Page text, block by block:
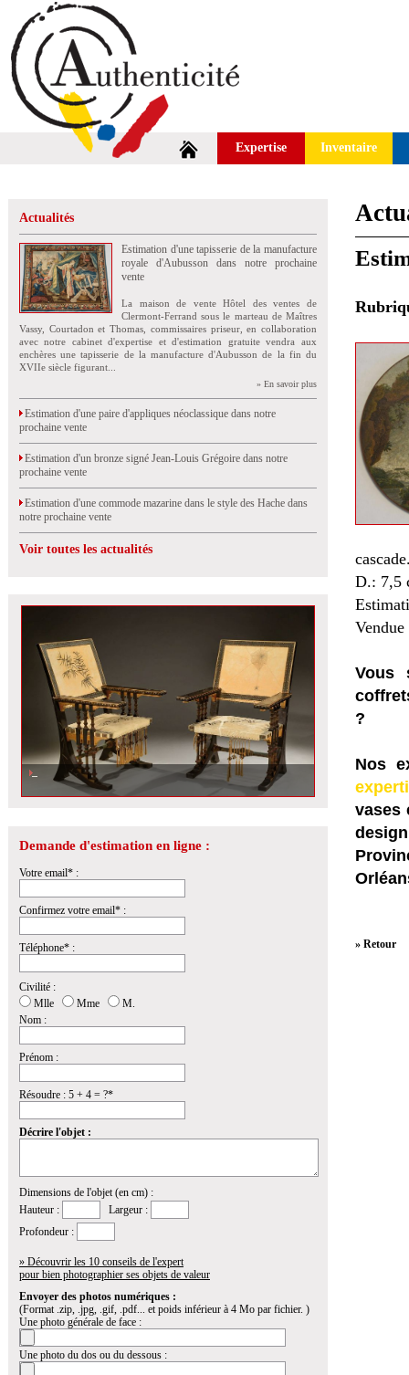
Expertise Inventaire
Actualités
Estimation d'une tapisserie de la manufacture
royale d'Aubusson dans notre prochaine
vente
La maison de vente Hôtel des ventes de
Clermont-Ferrand sous le marteau de Maîtres
Vassy, Courtadon et Thomas, commissaires priseur, en collaboration
avec notre cabinet d'expertise et d'estimation gratuite vendra aux
enchères une tapisserie de la manufacture d'Aubusson de la fin du
XVIIe siècle figurant...
» En savoir plus
Estimation d'une paire d'appliques néoclassique dans notre
prochaine vente
Estimation d'un bronze signé Jean-Louis Grégoire dans notre
prochaine vente
Estimation d'une commode mazarine dans le style des Hache dans
notre prochaine vente
Voir toutes les actualités
Demande d'estimation en ligne :
Votre email* :
Confirmez votre email* :
Téléphone* :
Civilité :
Mlle
Mme
M.
Nom :
Prénom :
Résoudre : 5 + 4 = ?*
Décrire l'objet :
Dimensions de l'objet (en cm) :
Hauteur :
Largeur :
Profondeur :
» Découvrir les 10 conseils de l'expert
pour bien photographier ses objets de valeur
Envoyer des photos numériques :
(Format .zip, .jpg, .gif, .pdf... et poids inférieur à 4 Mo par fichier. )
Une photo générale de face :
Une photo du dos ou du dessous :
D.: 7,5
Vous
?
Nos
vases
» Retour